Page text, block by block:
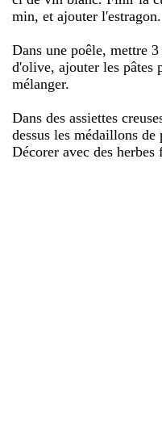
min, et ajouter l'estragon.
Dans une poêle, mettre
d'olive, ajouter les pâtes
mélanger.
Dans des assiettes
dessus les médaillons de
Décorer avec des